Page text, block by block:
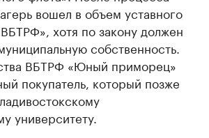
вошел в объем уставного
хотя по закону должен
собственность.
ВБТРФ «Юный приморец»
покупатель, который позже
университету.